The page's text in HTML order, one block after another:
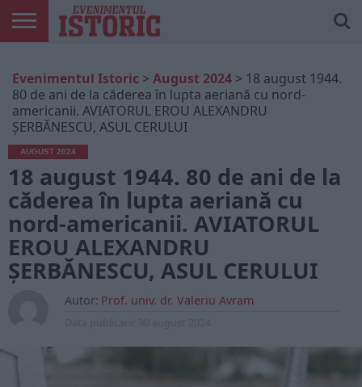
ONLINE
EDIȚII
TIPĂRITE
ISTORIC
PLAY
CONTUL
MEU
Evenimentul Istoric > August 2024 > 18 august 1944.
80 de ani de la căderea în lupta aeriană cu nord-
americanii. AVIATORUL EROU ALEXANDRU
ŞERBĂNESCU, ASUL CERULUI
AUGUST 2024
18 august 1944. 80 de ani de la
căderea în lupta aeriană cu
nord-americanii. AVIATORUL
EROU ALEXANDRU
ŞERBĂNESCU, ASUL CERULUI
Autor: Prof. univ. dr. Valeriu Avram